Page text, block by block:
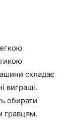
складає
виграші.
обирати
гравцям.